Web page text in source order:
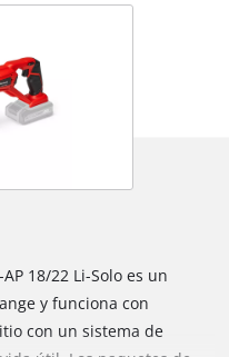
18/22 Li-Solo es un
y funciona con
con un sistema de